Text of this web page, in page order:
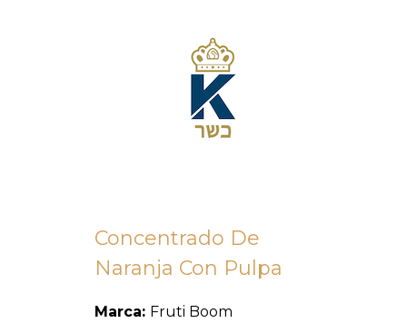
Concentrado De
Naranja Con Pulpa
Marca: Fruti Boom